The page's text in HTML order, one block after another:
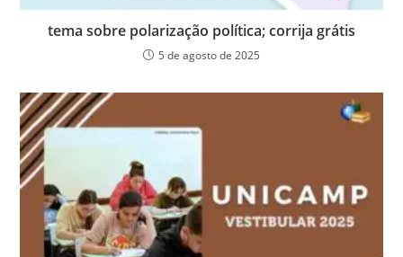
tema sobre polarização política; corrija grátis
5 de agosto de 2025